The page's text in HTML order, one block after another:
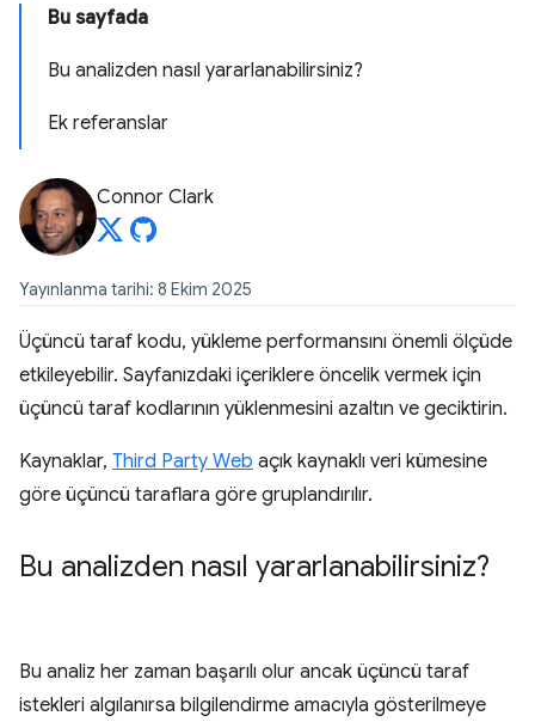
Bu sayfada
Bu analizden nasıl yararlanabilirsiniz?
Ek referanslar
Connor Clark
Yayınlanma tarihi: 8 Ekim 2025
Üçüncü taraf kodu, yükleme performansını önemli ölçüde
etkileyebilir. Sayfanızdaki içeriklere öncelik vermek için
üçüncü taraf kodlarının yüklenmesini azaltın ve geciktirin.
Kaynaklar, Third Party Web açık kaynaklı veri kümesine
göre üçüncü taraflara göre gruplandırılır.
Bu analizden nasıl yararlanabilirsiniz?
Bu analiz her zaman başarılı olur ancak üçüncü taraf
istekleri algılanırsa bilgilendirme amacıyla gösterilmeye